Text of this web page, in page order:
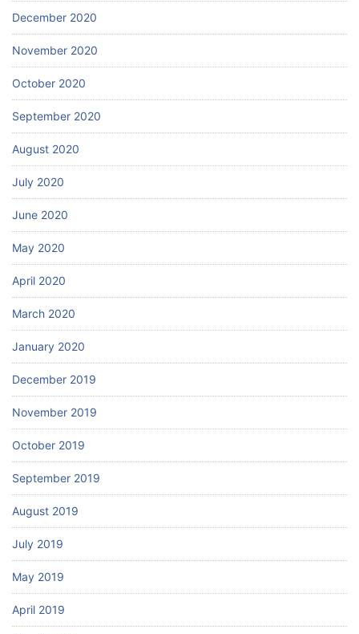
December 2020
November 2020
October 2020
September 2020
August 2020
July 2020
June 2020
May 2020
April 2020
March 2020
January 2020
December 2019
November 2019
October 2019
September 2019
August 2019
July 2019
May 2019
April 2019